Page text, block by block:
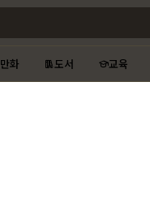
만화 도서 교육